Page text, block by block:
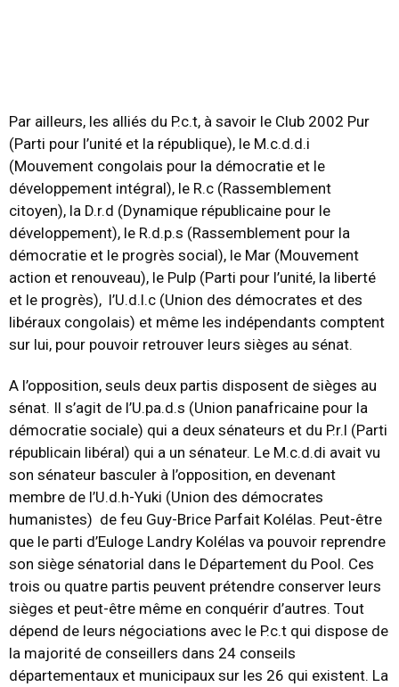
Par ailleurs, les alliés du P.c.t, à savoir le Club 2002 Pur
(Parti pour l’unité et la république), le M.c.d.d.i
(Mouvement congolais pour la démocratie et le
développement intégral), le R.c (Rassemblement
citoyen), la D.r.d (Dynamique républicaine pour le
développement), le R.d.p.s (Rassemblement pour la
démocratie et le progrès social), le Mar (Mouvement
action et renouveau), le Pulp (Parti pour l’unité, la liberté
et le progrès), l’U.d.l.c (Union des démocrates et des
libéraux congolais) et même les indépendants comptent
sur lui, pour pouvoir retrouver leurs sièges au sénat.
A l’opposition, seuls deux partis disposent de sièges au
sénat. Il s’agit de l’U.pa.d.s (Union panafricaine pour la
démocratie sociale) qui a deux sénateurs et du P.r.l (Parti
républicain libéral) qui a un sénateur. Le M.c.d.di avait vu
son sénateur basculer à l’opposition, en devenant
membre de l’U.d.h-Yuki (Union des démocrates
humanistes) de feu Guy-Brice Parfait Kolélas. Peut-être
que le parti d’Euloge Landry Kolélas va pouvoir reprendre
son siège sénatorial dans le Département du Pool. Ces
trois ou quatre partis peuvent prétendre conserver leurs
sièges et peut-être même en conquérir d’autres. Tout
dépend de leurs négociations avec le P.c.t qui dispose de
la majorité de conseillers dans 24 conseils
départementaux et municipaux sur les 26 qui existent. La